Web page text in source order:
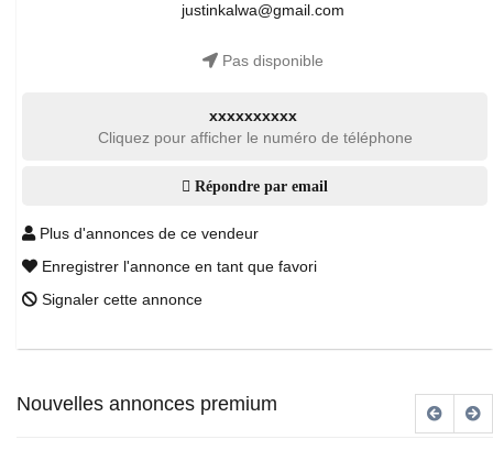
justinkalwa@gmail.com
Pas disponible
xxxxxxxxxx
Cliquez pour afficher le numéro de téléphone
Répondre par email
Plus d'annonces de ce vendeur
Enregistrer l'annonce en tant que favori
Signaler cette annonce
Nouvelles annonces premium